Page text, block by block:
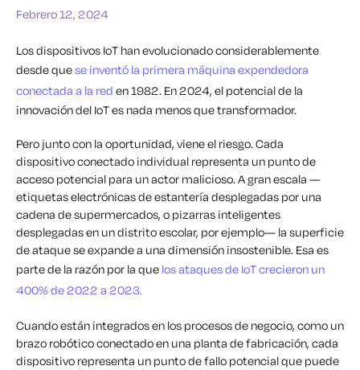
Febrero 12, 2024
Los dispositivos IoT han evolucionado considerablemente
desde quese inventó la primera máquina expendedora
conectada a la red en 1982. En 2024, el potencial de la
innovación del IoT es nada menos que transformador.
Pero junto con la oportunidad, viene el riesgo. Cada
dispositivo conectado individual representa un punto de
acceso potencial para un actor malicioso. A gran escala —
etiquetas electrónicas de estantería desplegadas por una
cadena de supermercados, o pizarras inteligentes
desplegadas en un distrito escolar, por ejemplo— la superficie
de ataque se expande a una dimensión insostenible. Esa es
parte de la razón por la que los ataques de IoT crecieron un
400% de 2022 a 2023.
Cuando están integrados en los procesos de negocio, como un
brazo robótico conectado en una planta de fabricación, cada
dispositivo representa un punto de fallo potencial que puede